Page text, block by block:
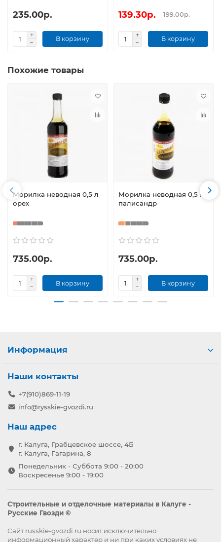
235.00р.
В корзину
139.30р. 199.00р.
В корзину
Похожие товары
Морилка неводная 0,5 л
орех
735.00р.
В корзину
Морилка неводная 0,5 л
палисандр
735.00р.
В корзину
Информация
Наши контакты
+7(910)869-11-19
info@rysskie-gvozdi.ru
Наш адрес
г. Калуга, Грабцевское шоссе, 4Б
г. Калуга, Гагарина, 8
Понедельник - Суббота 9:00 - 20:00
Воскресенье 9:00 - 19:00
Строительные и отделочные материалы в Калуге -
Русские Гвозди ©
Сайт russkie-gvozdi.ru носит исключительно
информационный характер и ни при каких условиях не